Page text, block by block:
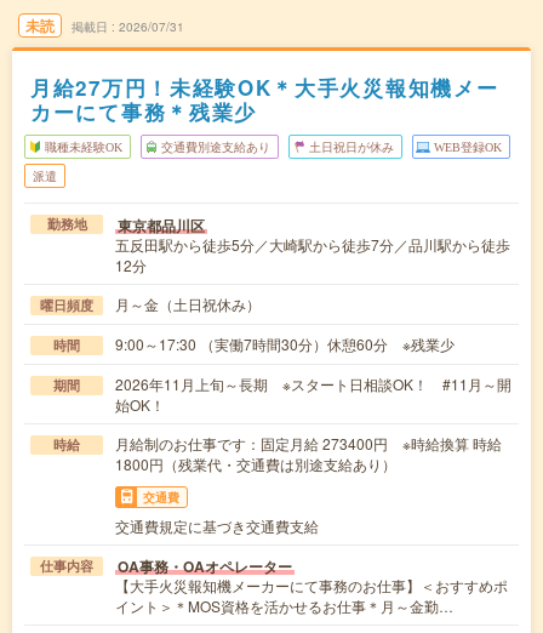
未読 掲載日 2026/07/31
月給27万円！未経験OK＊大手火災報知機メー
カーにて事務＊残業少
職種未経験OK 交通費別途支給あり 土日祝日が休み WEB登録OK
派遣
勤務地 東京都品川区
五反田駅から徒歩5分／大崎駅から徒歩7分／品川駅から徒歩
12分
曜日頻度 月～金（土日祝休み）
時間 9:00～17:30 （実働7時間30分）休憩60分 ※残業少
期間
2026年11月上旬～長期 ※スタート日相談OK！ #11月～開
始OK！
時給
月給制のお仕事です：固定月給 273400円 ※時給換算 時給
1800円（残業代・交通費は別途支給あり）
交通費
交通費規定に基づき交通費支給
仕事内容 OA事務・OAオペレーター
【大手火災報知機メーカーにて事務のお仕事】＜おすすめポ
イント＞＊MOS資格を活かせるお仕事＊月～金勤…